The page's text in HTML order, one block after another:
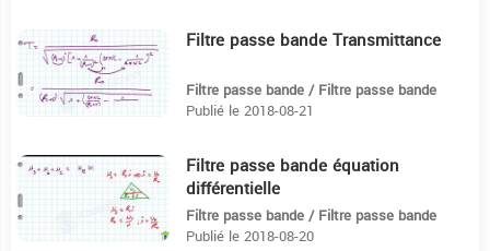
16:8 Filtre passe bande Transmittance
Filtre passe bande / Filtre passe bande
Publié le 2018-08-21
7:47 Filtre passe bande équation
différentielle
Filtre passe bande / Filtre passe bande
Publié le 2018-08-20